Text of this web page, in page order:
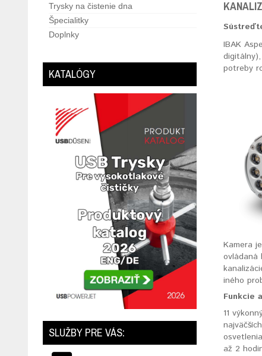
Trysky na čistenie dna
Špecialitky
Doplnky
KATALÓGY
SLUŽBY PRE VÁS:
IBAK
potreby
Kamera
ovládaná
iného
Funkcie
11
až 2